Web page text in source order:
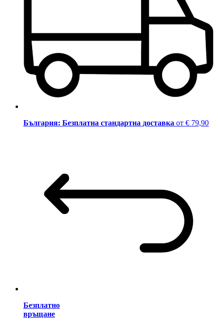
България: Безплатна стандартна доставка от € 79,90
Безплатно
връщане